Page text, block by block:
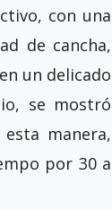
con una
de cancha,
un delicado
se mostró
manera,
por 30 a